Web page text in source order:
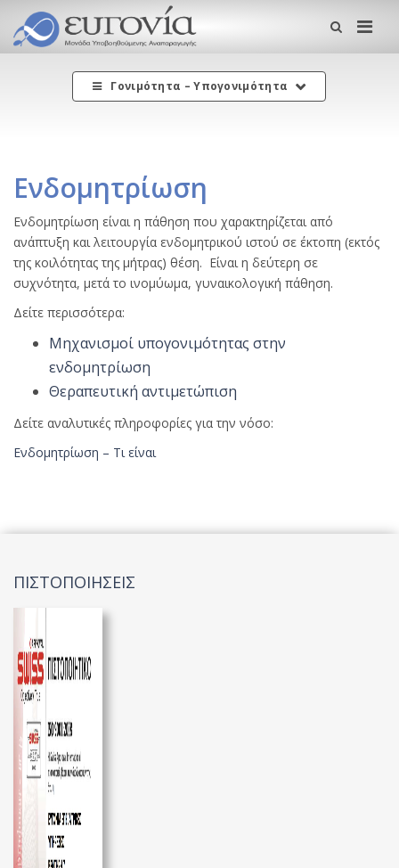
Γονιμότητα – Υπογονιμότητα
Ενδομητρίωση
Ενδομητρίωση είναι η πάθηση που χαρακτηρίζεται από
ανάπτυξη και λειτουργία ενδομητρικού ιστού σε έκτοπη (εκτός
της κοιλότητας της μήτρας) θέση. Είναι η δεύτερη σε
συχνότητα, μετά το ινομύωμα, γυναικολογική πάθηση.
Δείτε περισσότερα:
Μηχανισμοί υπογονιμότητας στην
ενδομητρίωση
Θεραπευτική αντιμετώπιση
Δείτε αναλυτικές πληροφορίες για την νόσο:
Ενδομητρίωση – Τι είναι
ΠΙΣΤΟΠΟΙΗΣΕΙΣ